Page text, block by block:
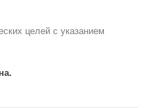
целей с указанием